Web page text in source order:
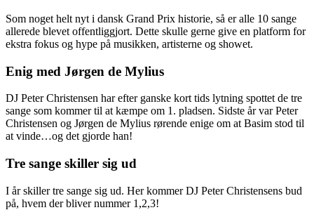
Som noget helt nyt i dansk Grand Prix historie, så er alle 10 sange
allerede blevet offentliggjort. Dette skulle gerne give en platform for
ekstra fokus og hype på musikken, artisterne og showet.
Enig med Jørgen de Mylius
DJ Peter Christensen har efter ganske kort tids lytning spottet de tre
sange som kommer til at kæmpe om 1. pladsen. Sidste år var Peter
Christensen og Jørgen de Mylius rørende enige om at Basim stod til
at vinde…og det gjorde han!
Tre sange skiller sig ud
I år skiller tre sange sig ud. Her kommer DJ Peter Christensens bud
på, hvem der bliver nummer 1,2,3!